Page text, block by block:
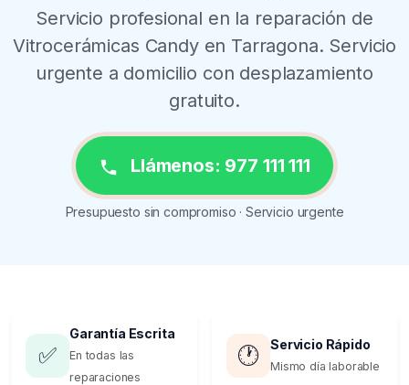
Servicio profesional en la reparación de
Vitrocerámicas Candy en Tarragona. Servicio
urgente a domicilio con desplazamiento
gratuito.
Llámenos: 977 111 111
Presupuesto sin compromiso · Servicio urgente
✅
Garantía Escrita
En todas las
reparaciones
🕐 Servicio Rápido
Mismo día laborable